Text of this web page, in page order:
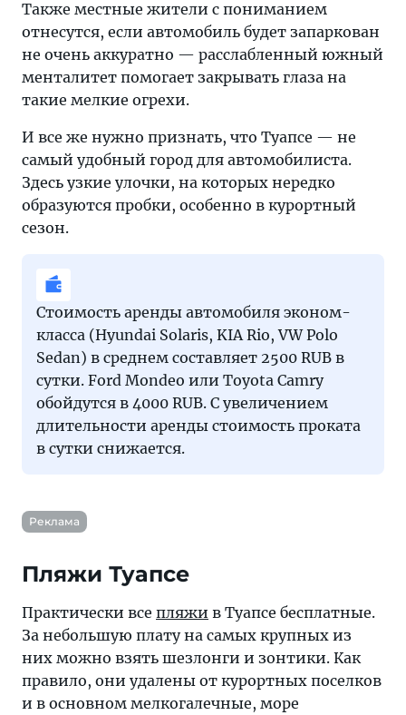
Также местные жители с пониманием
отнесутся, если автомобиль будет запаркован
не очень аккуратно — расслабленный южный
менталитет помогает закрывать глаза на
такие мелкие огрехи.
И все же нужно признать, что Туапсе — не
самый удобный город для автомобилиста.
Здесь узкие улочки, на которых нередко
образуются пробки, особенно в курортный
сезон.
Стоимость аренды автомобиля эконом-
класса (Hyundai Solaris, KIA Rio, VW Polo
Sedan) в среднем составляет 2500 RUB в
сутки. Ford Mondeo или Toyota Camry
обойдутся в 4000 RUB. С увеличением
длительности аренды стоимость проката
в сутки снижается.
Реклама
Пляжи Туапсе
Практически все пляжи в Туапсе бесплатные.
За небольшую плату на самых крупных из
них можно взять шезлонги и зонтики. Как
правило, они удалены от курортных поселков
и в основном мелкогалечные, море